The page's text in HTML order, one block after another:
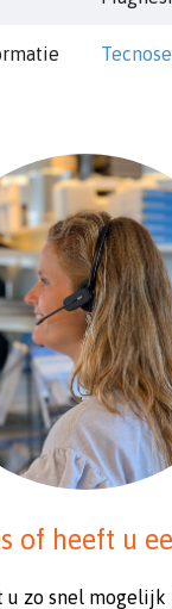
of heeft u
u zo snel mogelijk